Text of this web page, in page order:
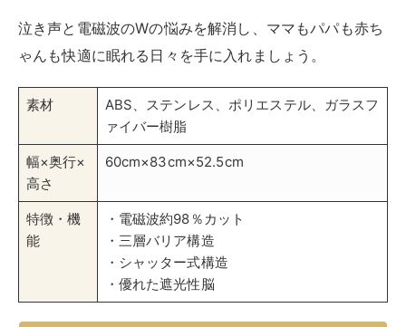
泣き声と電磁波のWの悩みを解消し、ママもパパも赤ち
ゃんも快適に眠れる日々を手に入れましょう。
素材
ABS、ステンレス、ポリエステル、ガラスフ
ァイバー樹脂
幅×奥行×
高さ
60cm×83cm×52.5cm
特徴・機
能
・電磁波約98％カット
・三層バリア構造
・シャッター式構造
・優れた遮光性脳